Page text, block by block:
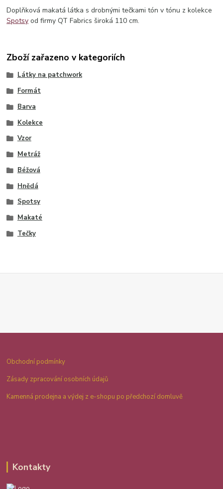
Doplňková makatá látka s drobnými tečkami tón v tónu z kolekce
Spotsy od firmy QT Fabrics široká 110 cm.
Zboží zařazeno v kategoriích
Látky na patchwork
Formát
Barva
Kolekce
Vzor
Metráž
Béžová
Hnědá
Spotsy
Makaté
Tečky
Obchodní podmínky
Zásady zpracování osobních údajů
Kamenná prodejna a výdej z e-shopu po předchozí domluvě
Kontakty